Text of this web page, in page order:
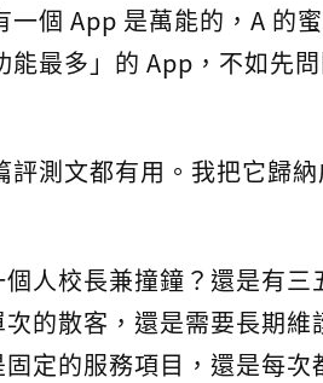
個 App 是萬能的，A 的
能最多」的 App，不如先
測文都有用。我把它歸
個人校長兼撞鐘？還是有三
次的散客，還是需要長期維
固定的服務項目，還是每